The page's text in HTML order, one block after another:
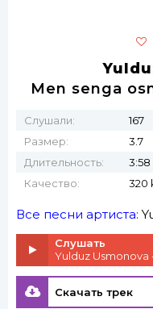
Men senga
Слушали:
167
Размер:
3.7
Длительность:
3:58
Качество:
320
Все песни артиста:
Слушать
Скачать трек